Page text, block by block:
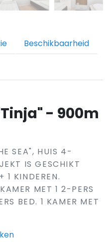
Beschikbaarheid
- 900m
SEA", HUIS 4-
IS GESCHIKT
1 KINDEREN.
MET 1 2-PERS
BED. 1 KAMER MET